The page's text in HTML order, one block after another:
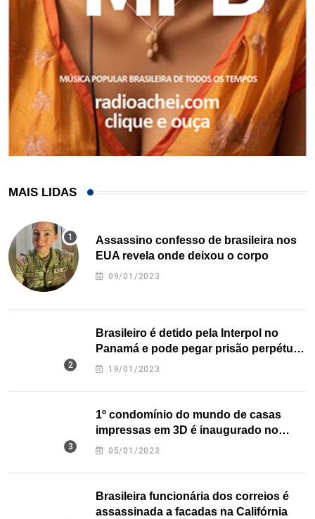
MAIS LIDAS
Assassino confesso de brasileira nos
EUA revela onde deixou o corpo
09/01/2023
Brasileiro é detido pela Interpol no
Panamá e pode pegar prisão perpétua
nos EUA
19/01/2023
1º condomínio do mundo de casas
impressas em 3D é inaugurado no
Texas
05/01/2023
Brasileira funcionária dos correios é
assassinada a facadas na Califórnia